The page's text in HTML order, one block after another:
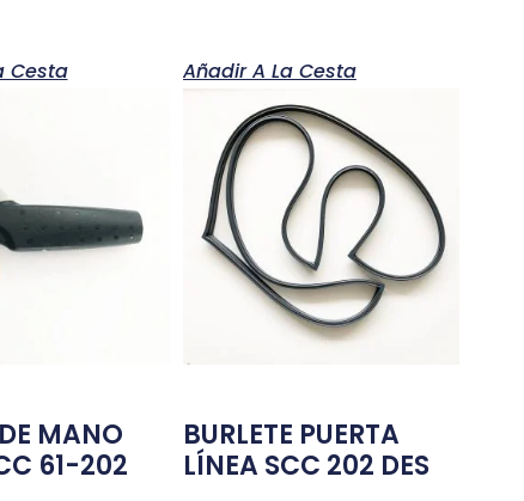
Cesta
MANO
61-202
Añadir A La Cesta
BURLETE PUERTA
LÍNEA SCC 202 DES